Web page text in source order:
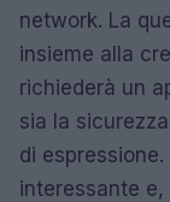
network. La
insieme alla
richiederà un
sia la
di
interessante